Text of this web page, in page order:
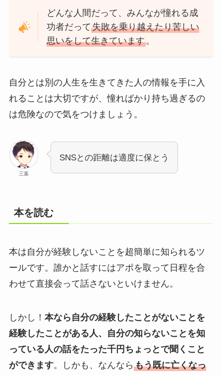
どんな人間だって、みんなが憧れる成
功者だって失敗を乗り越えたり苦しい
思いをして生きています。
自分とは別の人生を生きてきた人の情報を手に入
れることは大切ですが、憧ればかり持ち過ぎるの
は危険なので気をつけましょう。
三葉
SNSとの距離は適度に保とう
本を読む
本は自分が経験しないことを超簡単に知られるツ
ールです。誰かと話すにはアポを取って日程を合
わせて直接会って話さないといけません。
しかし！ 本なら自分の経験したことがないことを
経験したことがある人、自分の知らないことを知
っている人の話をたった千円ちょっとで聞くこと
ができます。しかも、なんなら もう既に亡くなっ